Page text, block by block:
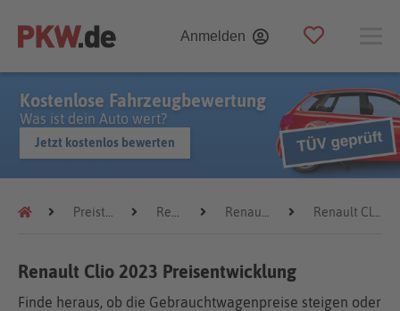
Anmelden
Kostenlose Fahrzeugbewertung
Was ist dein Auto wert?
Jetzt kostenlos bewerten
Preistrends Renault Renault Clio Renault Clio 2023
Renault Clio 2023 Preisentwicklung
Finde heraus, ob die Gebrauchtwagenpreise steigen oder